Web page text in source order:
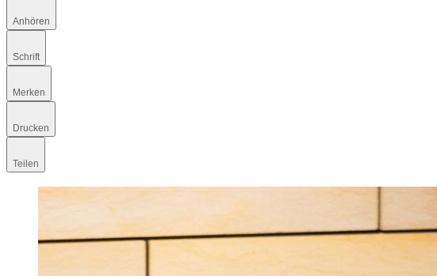
Anhören
Schrift
Merken
Drucken
Teilen